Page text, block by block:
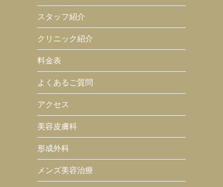
スタッフ紹介
クリニック紹介
料金表
よくあるご質問
アクセス
美容皮膚科
形成外科
メンズ美容治療